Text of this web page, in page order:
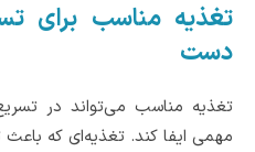
تغذیه مناسب برای
دست
تغذیه مناسب می‌تواند در
مهمی ایفا کند. تغذیه‌ای که